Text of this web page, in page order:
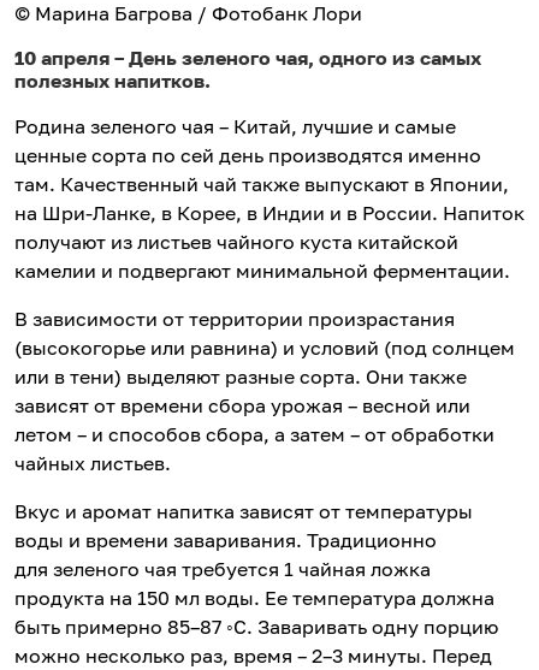
© Марина Багрова / Фотобанк Лори
10 апреля – День зеленого чая, одного из самых
полезных напитков.
Родина зеленого чая – Китай, лучшие и самые
ценные сорта по сей день производятся именно
там. Качественный чай также выпускают в Японии,
на Шри-Ланке, в Корее, в Индии и в России. Напиток
получают из листьев чайного куста китайской
камелии и подвергают минимальной ферментации.
В зависимости от территории произрастания
(высокогорье или равнина) и условий (под солнцем
или в тени) выделяют разные сорта. Они также
зависят от времени сбора урожая – весной или
летом – и способов сбора, а затем – от обработки
чайных листьев.
Вкус и аромат напитка зависят от температуры
воды и времени заваривания. Традиционно
для зеленого чая требуется 1 чайная ложка
продукта на 150 мл воды. Ее температура должна
быть примерно 85–87 ◦С. Заваривать одну порцию
можно несколько раз, время – 2–3 минуты. Перед